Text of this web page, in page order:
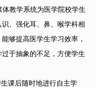
教学系统为医学院校学生
、强化耳、鼻、喉学科相
够提高医学生学习效率，
于抽象的不足，方便学生
课后随时地进行自主学